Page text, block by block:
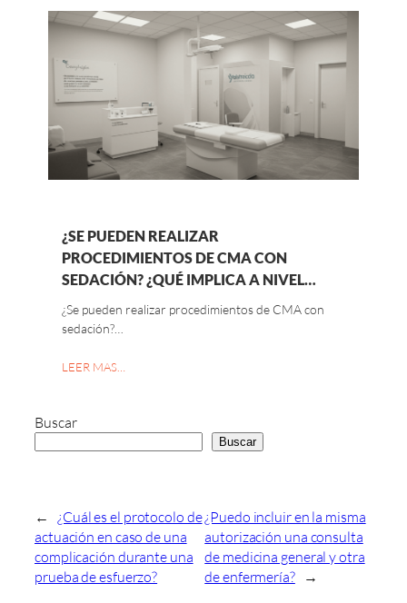
¿SE PUEDEN REALIZAR
PROCEDIMIENTOS DE CMA CON
SEDACIÓN? ¿QUÉ IMPLICA A NIVEL…
¿Se pueden realizar procedimientos de CMA con
sedación?…
LEER MAS…
Buscar
Buscar
← ¿Cuál es el protocolo de
actuación en caso de una
complicación durante una
prueba de esfuerzo?
¿Puedo incluir en la misma
autorización una consulta
de medicina general y otra
de enfermería?
→